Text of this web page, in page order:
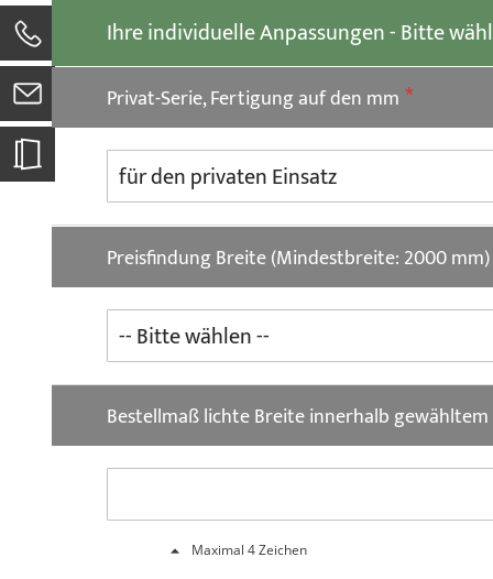
Ihre individuelle Anpassungen - Bitte
Privat-Serie, Fertigung auf den mm
Preisfindung Breite (Mindestbreite: 2000 mm)
Bestellmaß lichte Breite innerhalb
Maximal 4 Zeichen